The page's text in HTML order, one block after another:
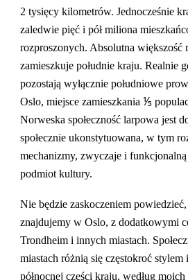
2 tysięcy kilometrów. Jednocześnie
zaledwie pięć i pół miliona
rozproszonych. Absolutna większość
zamieszkuje południe kraju. Realnie
pozostają wyłącznie południowe
Oslo, miejsce zamieszkania ⅕
Norweska społeczność larpowa jest
społecznie ukonstytuowana, w tym
mechanizmy, zwyczaje i
podmiot kultury.
Nie będzie zaskoczeniem powiedzieć,
znajdujemy w Oslo, z dodatkowymi
Trondheim i innych miastach.
miastach różnią się częstokroć
północnej części kraju, według